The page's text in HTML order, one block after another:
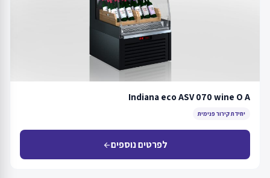
Indiana eco ASV 070 wine O A
יחידת קירור פנימית
לפרטים נוספיםarrow_back